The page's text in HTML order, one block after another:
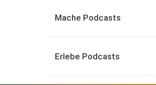
Mache Podcasts
Erlebe Podcasts